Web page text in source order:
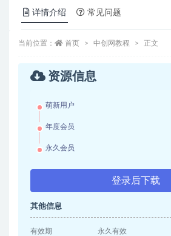
详情介绍 常见问题
当前位置： 首页 中创网教程 正文
资源信息
萌新用户
年度会员
永久会员
登录后下载
其他信息
有效期 永久有效